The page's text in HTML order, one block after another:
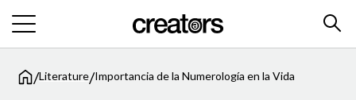
/Literature/Importancia de la Numerología en la Vida